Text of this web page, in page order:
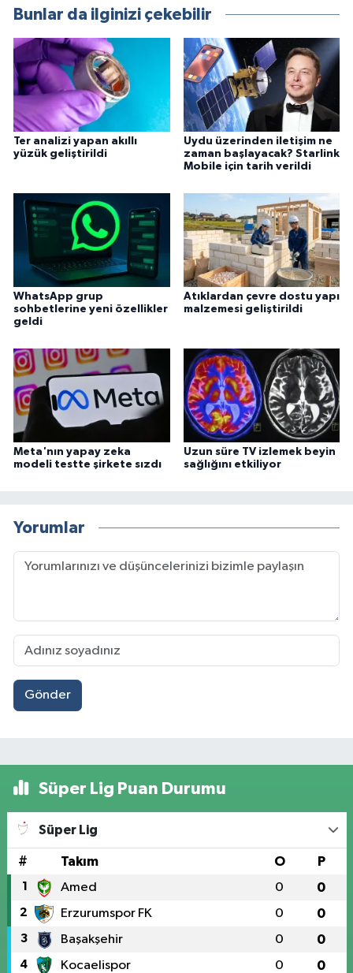
Bunlar da ilginizi çekebilir
Ter analizi yapan akıllı
yüzük geliştirildi
Uydu üzerinden iletişim ne
zaman başlayacak? Starlink
Mobile için tarih verildi
WhatsApp grup
sohbetlerine yeni özellikler
geldi
Atıklardan çevre dostu yapı
malzemesi geliştirildi
Meta'nın yapay zeka
modeli testte şirkete sızdı
Uzun süre TV izlemek beyin
sağlığını etkiliyor
Yorumlar
Gönder
Süper Lig Puan Durumu
Süper Lig
# Takım O P
1 Amed 0 0
2 Erzurumspor FK 0 0
3 Başakşehir 0 0
4 Kocaelispor 0 0